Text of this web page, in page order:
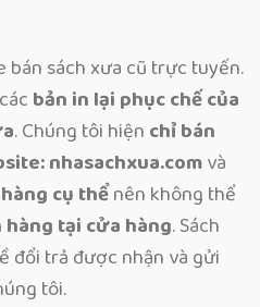
bán sách xưa cũ trực tuyến.
bản in lại phục chế của
. Chúng tôi hiện chỉ bán
nhasachxua.comvà
cụ thểnên không thể
hàng tại cửa hàng. Sách
đổi trả được nhận và gửi
tôi.